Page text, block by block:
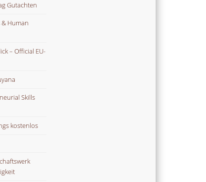
Gutachten
& Human
– Official EU-
Skills
kostenlos